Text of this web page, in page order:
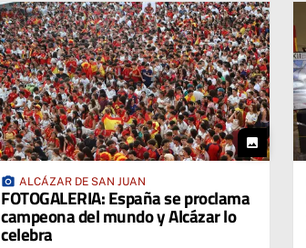
photo
photo_camera ALCÁZAR DE SAN JUAN
FOTOGALERIA: España se proclama
campeona del mundo y Alcázar lo
celebra